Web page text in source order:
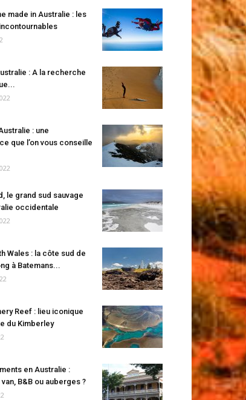
made in Australie : les
: A la recherche
: une
que l’on vous conseille
le grand sud sauvage
occidentale
Wales : la côte sud de
à Batemans...
Reef : lieu iconique
du Kimberley
en Australie :
B&B ou auberges ?